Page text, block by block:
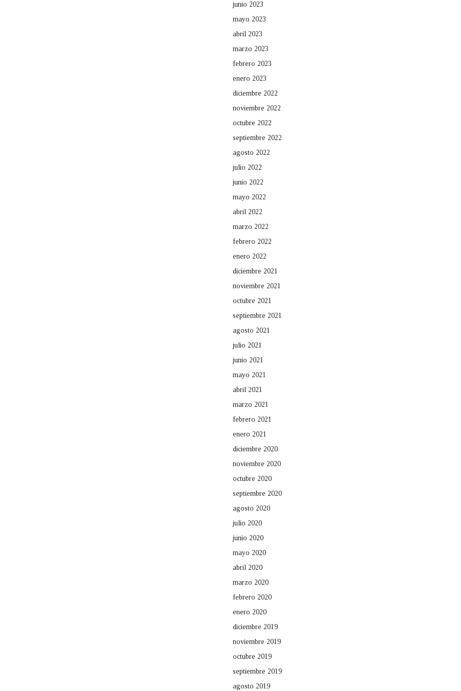
junio 2023
mayo 2023
abril 2023
marzo 2023
febrero 2023
enero 2023
diciembre 2022
noviembre 2022
octubre 2022
septiembre 2022
agosto 2022
julio 2022
junio 2022
mayo 2022
abril 2022
marzo 2022
febrero 2022
enero 2022
diciembre 2021
noviembre 2021
octubre 2021
septiembre 2021
agosto 2021
julio 2021
junio 2021
mayo 2021
abril 2021
marzo 2021
febrero 2021
enero 2021
diciembre 2020
noviembre 2020
octubre 2020
septiembre 2020
agosto 2020
julio 2020
junio 2020
mayo 2020
abril 2020
marzo 2020
febrero 2020
enero 2020
diciembre 2019
noviembre 2019
octubre 2019
septiembre 2019
agosto 2019